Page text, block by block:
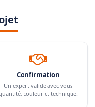
Confirmation
Un expert valide avec vous
couleur et technique.